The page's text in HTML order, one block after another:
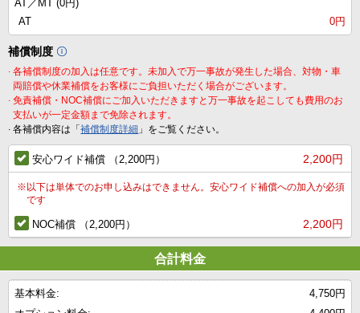
AT／MT (0円)
AT
0円
補償制度
各補償制度の加入は任意です。未加入で万一事故が発生した場合、対物・車
両賠償や休業補償をお客様にご負担いただく場合がございます。
免責補償・NOC補償にご加入いただきますと万一事故を起こしても費用のお
支払いが一定金額まで免除されます。
各補償内容は「補償制度詳細 」をご覧ください。
安心ワイド補償 （2,200円） 2,200円
※以下は単体でのお申し込みはできません。安心ワイド補償への加入が必須
です
NOC補償 （2,200円） 2,200円
合計料金
基本料金:
4,750円